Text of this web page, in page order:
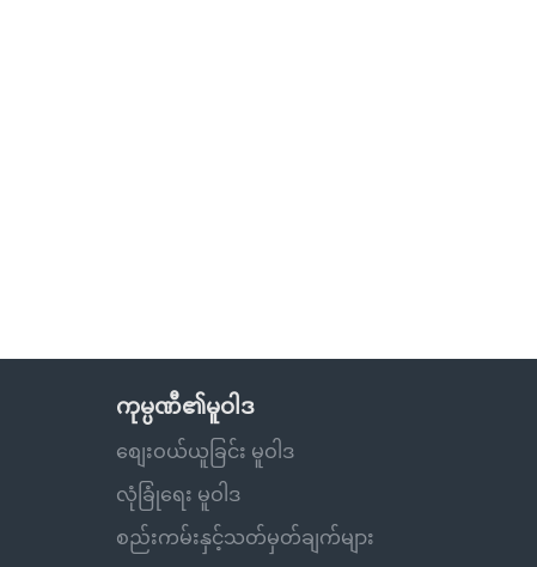
ကုမ္ပဏီ၏မူဝါဒ
စျေးဝယ်ယူခြင်း မူဝါဒ
လုံခြုံရေး မူဝါဒ
စည်းကမ်းနှင့်သတ်မှတ်ချက်များ